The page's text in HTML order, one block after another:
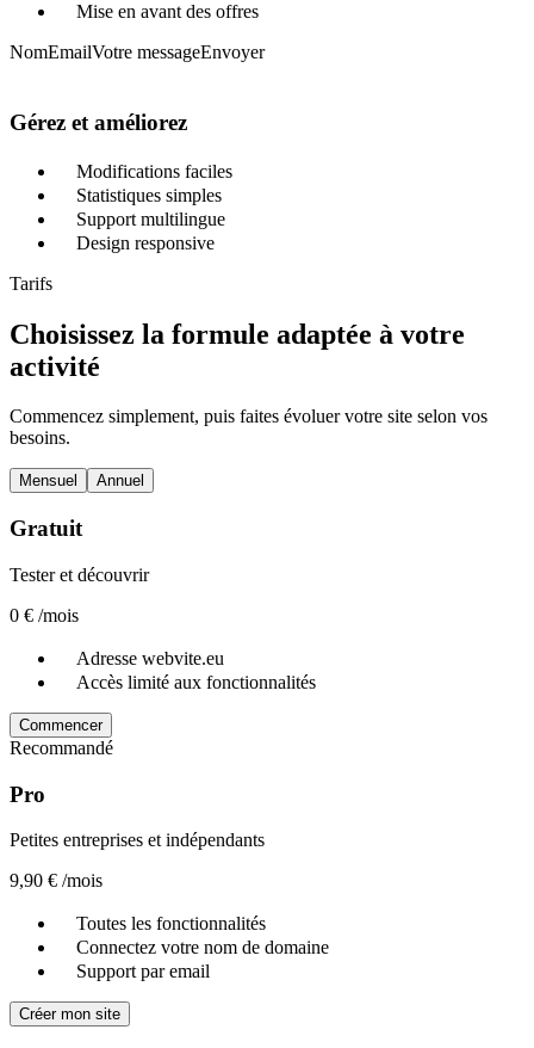
Mise en avant des offres
NomEmailVotre messageEnvoyer
Gérez et améliorez
Modifications faciles
Statistiques simples
Support multilingue
Design responsive
Tarifs
Choisissez la formule adaptée à votre
activité
Commencez simplement, puis faites évoluer votre site selon vos
besoins.
Mensuel Annuel
Gratuit
Tester et découvrir
0 € /mois
Adresse webvite.eu
Accès limité aux fonctionnalités
Commencer
Recommandé
Pro
Petites entreprises et indépendants
9,90 € /mois
Toutes les fonctionnalités
Connectez votre nom de domaine
Support par email
Créer mon site